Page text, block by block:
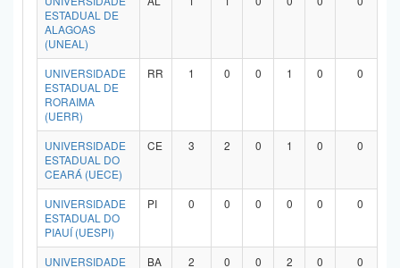
ESTADUAL DE
ALAGOAS
(UNEAL)
UNIVERSIDADE
ESTADUAL DE
RORAIMA
(UERR)
RR 1 0 0 1 0 0
UNIVERSIDADE
ESTADUAL DO
CEARÁ (UECE)
CE 3 2 0 1 0 0
UNIVERSIDADE
ESTADUAL DO
PIAUÍ (UESPI)
PI 0 0 0 0 0 0
UNIVERSIDADE BA 2 0 0 2 0 0